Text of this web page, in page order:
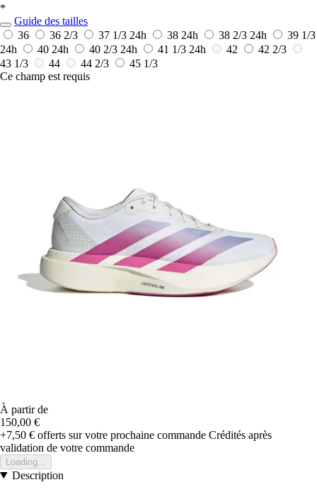
*
Guide des tailles
36
36 2/3 37 1/3 24h 38 24h 38 2/3 24h
39 1/3
24h
40 24h 40 2/3 24h 41 1/3 24h 42
42 2/3
43 1/3
44 44 2/3
45 1/3
Ce champ est requis
À partir de
150,00 €
+7,50 € offerts sur votre prochaine commande Crédités après
validation de votre commande
Loading...
Description